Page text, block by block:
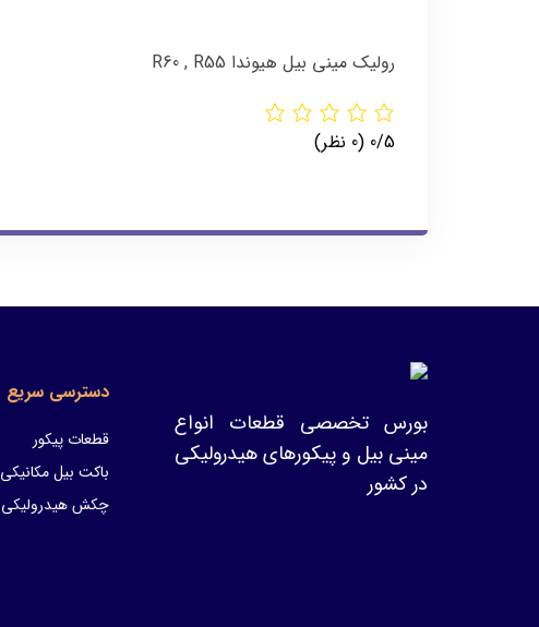
رولیک مینی بیل هیوندا R60 , R55
‫0/5 ‫(0 نظر)
بورس تخصصی قطعات انواع
مینی بیل و پیکورهای هیدرولیکی
در کشور
دسترسی سریع
قطعات پیکور
باکت بیل مکانیکی
چکش هیدرولیکی